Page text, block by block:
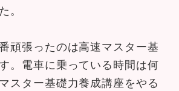
。
頑張ったのは高速マスター基
。電車に乗っている時間は何
スター基礎力養成講座をやる